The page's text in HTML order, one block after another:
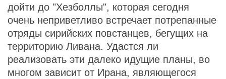
дойти до "Хезболлы", которая сегодня
очень неприветливо встречает потрепанные
отряды сирийских повстанцев, бегущих на
территорию Ливана. Удастся ли
реализовать эти далеко идущие планы, во
многом зависит от Ирана, являющегося